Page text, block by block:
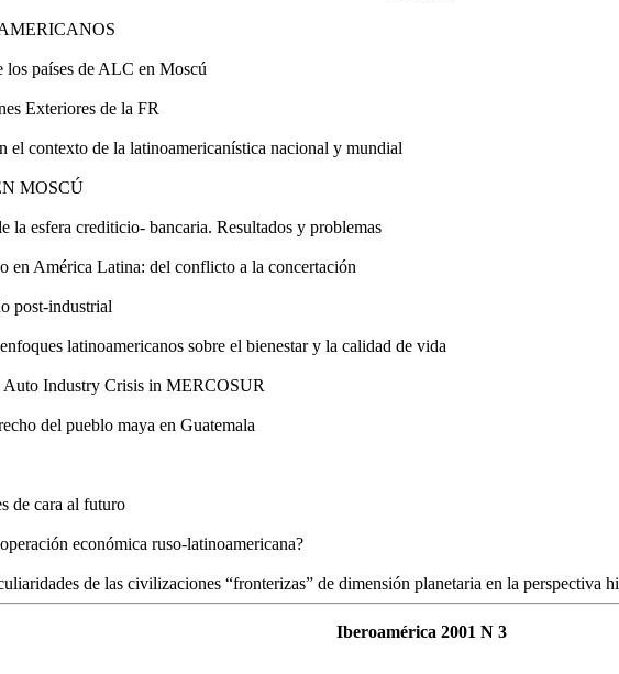
los países de ALC en Moscú
Exteriores de la FR
el contexto de la latinoamericanística nacional y mundial
MOSCÚ
la esfera crediticio- bancaria. Resultados y problemas
en América Latina: del conflicto a la concertación
post-industrial
latinoamericanos sobre el bienestar y la calidad de vida
Industry Crisis in MERCOSUR
del pueblo maya en Guatemala
de cara al futuro
económica ruso-latinoamericana?
de las civilizaciones “fronterizas” de dimensión planetaria en la perspectiva
Iberoamérica 2001 N 3